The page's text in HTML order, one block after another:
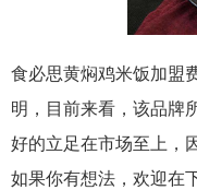
食必思黄焖鸡米饭加盟
明，目前来看，该品牌
好的立足在市场至上，
如果你有想法，欢迎在